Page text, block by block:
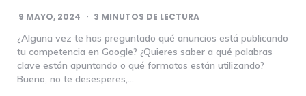
9 MAYO, 2024 3 MINUTOS DE LECTURA
¿Alguna vez te has preguntado qué anuncios está publicando
tu competencia en Google? ¿Quieres saber a qué palabras
clave están apuntando o qué formatos están utilizando?
Bueno, no te desesperes,…